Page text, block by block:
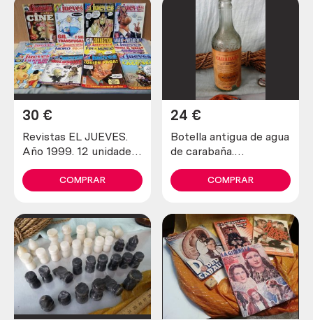
Revistas EL JUEVES.
Año 1999. 12 unidades
30 €
COMPRAR
Botella antigua de agua
de carabaña.
24 €
COMPRAR